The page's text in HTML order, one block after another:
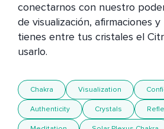
conectarnos con nuestro
de visualización, afirmaciones y
tienes entre tus cristales el
usarlo.
Chakra Visualization
Authenticity Crystals